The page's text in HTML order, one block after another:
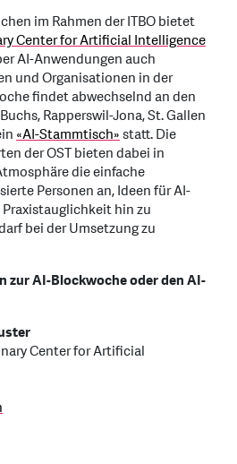
im Rahmen der ITBO bietet
Center for Artificial Intelligence
AI-Anwendungen auch
und Organisationen in der
findet abwechselnd an den
Rapperswil-Jona, St. Gallen
«AI-Stammtisch»statt. Die
der OST bieten dabei in
die einfache
Personen an, Ideen für AI-
hin zu
bei der Umsetzung zu
zur AI-Blockwoche oder den AI-
Center for Artificial